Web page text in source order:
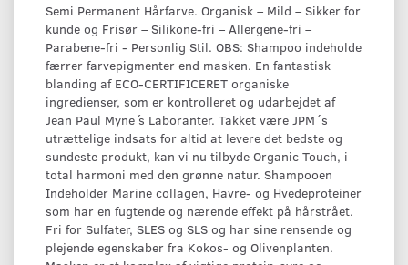
Semi Permanent Hårfarve. Organisk – Mild – Sikker for
kunde og Frisør – Silikone-fri – Allergene-fri –
Parabene-fri - Personlig Stil. OBS: Shampoo indeholde
færrer farvepigmenter end masken. En fantastisk
blanding af ECO-CERTIFICERET organiske
ingredienser, som er kontrolleret og udarbejdet af
Jean Paul Myne ́s Laboranter. Takket være JPM´s
utrættelige indsats for altid at levere det bedste og
sundeste produkt, kan vi nu tilbyde Organic Touch, i
total harmoni med den grønne natur. Shampooen
Indeholder Marine collagen, Havre- og Hvedeproteiner
som har en fugtende og nærende effekt på hårstrået.
Fri for Sulfater, SLES og SLS og har sine rensende og
plejende egenskaber fra Kokos- og Olivenplanten.